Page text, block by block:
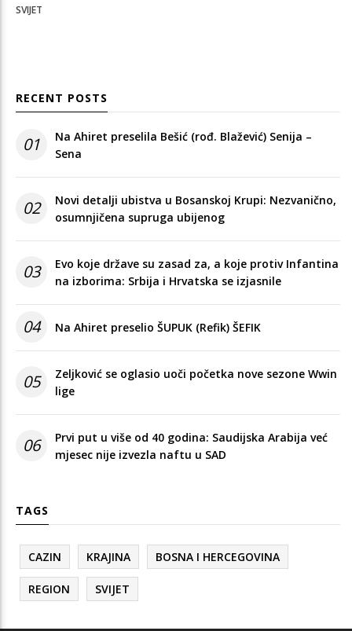
SVIJET
RECENT POSTS
01
Na Ahiret preselila Bešić (rođ. Blažević) Senija –
Sena
02
Novi detalji ubistva u Bosanskoj Krupi: Nezvanično,
osumnjičena supruga ubijenog
03
Evo koje države su zasad za, a koje protiv Infantina
na izborima: Srbija i Hrvatska se izjasnile
04 Na Ahiret preselio ŠUPUK (Refik) ŠEFIK
05
Zeljković se oglasio uoči početka nove sezone Wwin
lige
06
Prvi put u više od 40 godina: Saudijska Arabija već
mjesec nije izvezla naftu u SAD
TAGS
CAZIN KRAJINA BOSNA I HERCEGOVINA
REGION SVIJET